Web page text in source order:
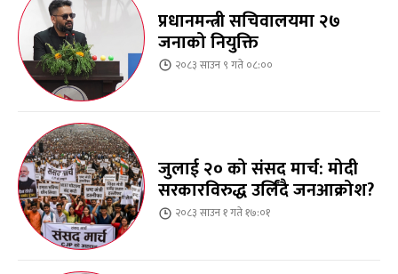
प्रधानमन्त्री सचिवालयमा २७
जनाको नियुक्ति
२०८३ साउन ९ गते ०८:००
जुलाई २० को संसद मार्च: मोदी
सरकारविरुद्ध उर्लिंदै जनआक्रोश?
२०८३ साउन १ गते १७:०१